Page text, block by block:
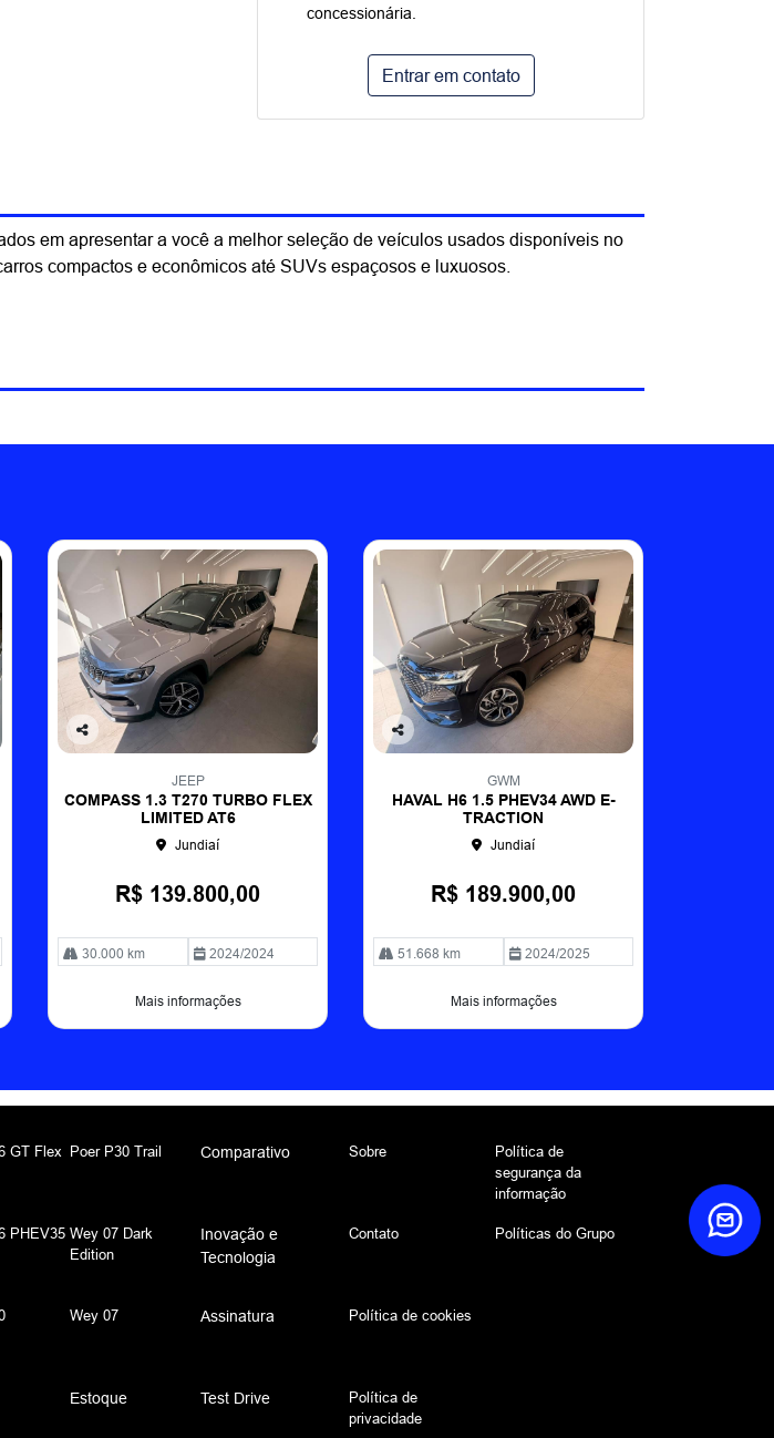
concessionária.
Entrar em contato
em apresentar a você a melhor seleção de veículos usados disponíveis no
compactos e econômicos até SUVs espaçosos e luxuosos.
Co
lhe
JEEP
COMPASS 1.3 T270 TURBO FLEX
LIMITED AT6
Jundiaí
R$ 139.800,00
30.000 km 2024/2024
Mais informações
Co
lhe
GWM
HAVAL H6 1.5 PHEV34 AWD E-
TRACTION
Jundiaí
R$ 189.900,00
51.668 km 2024/2025
Mais informações
GT Flex
PHEV35
Poer P30 Trail
Wey 07 Dark
Edition
Wey 07
Estoque
Comparativo
Inovação e
Tecnologia
Assinatura
Test Drive
Sobre
Contato
Política de cookies
Política de
privacidade
Política de
segurança da
informação
Políticas do Grupo